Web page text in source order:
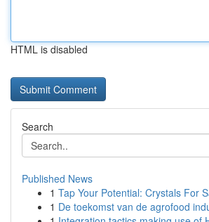
HTML is disabled
Search
Published News
1 Tap Your Potential: Crystals For
1 De toekomst van de agrofood